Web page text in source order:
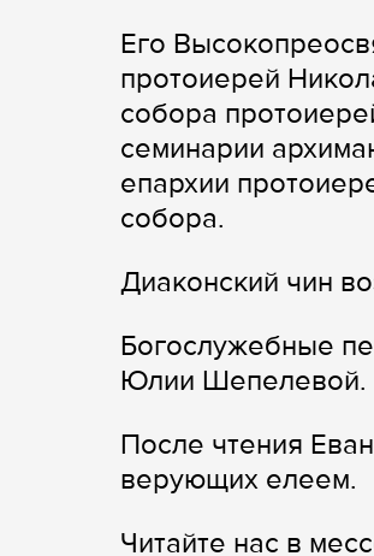
Его
протоиерей
собора
семинарии
епархии
собора.
Диаконский чин
Богослужебные
Юлии Шепелевой.
После чтения
верующих елеем.
Читайте нас в